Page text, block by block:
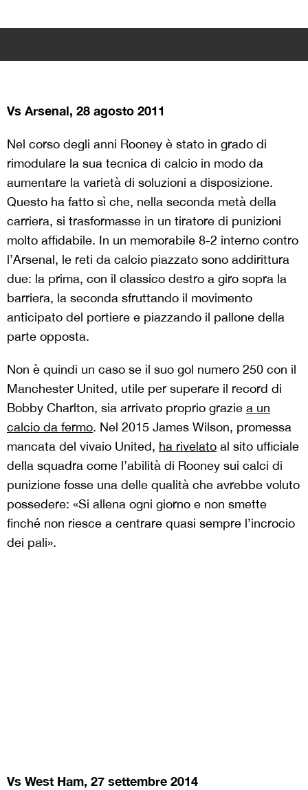
Vs Arsenal, 28 agosto 2011
Nel corso degli anni Rooney è stato in grado di
rimodulare la sua tecnica di calcio in modo da
aumentare la varietà di soluzioni a disposizione.
Questo ha fatto sì che, nella seconda metà della
carriera, si trasformasse in un tiratore di punizioni
molto affidabile. In un memorabile 8-2 interno contro
l’Arsenal, le reti da calcio piazzato sono addirittura
due: la prima, con il classico destro a giro sopra la
barriera, la seconda sfruttando il movimento
anticipato del portiere e piazzando il pallone della
parte opposta.
Non è quindi un caso se il suo gol numero 250 con il
Manchester United, utile per superare il record di
Bobby Charlton, sia arrivato proprio grazie a un
calcio da fermo. Nel 2015 James Wilson, promessa
mancata del vivaio United, ha rivelato al sito ufficiale
della squadra come l’abilità di Rooney sui calci di
punizione fosse una delle qualità che avrebbe voluto
possedere: «Si allena ogni giorno e non smette
finché non riesce a centrare quasi sempre l’incrocio
dei pali».
Vs West Ham, 27 settembre 2014